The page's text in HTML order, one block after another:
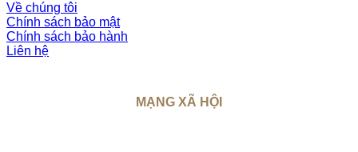
Về chúng tôi
Chính sách bảo mật
Chính sách bảo hành
Liên hệ
MẠNG XÃ HỘI